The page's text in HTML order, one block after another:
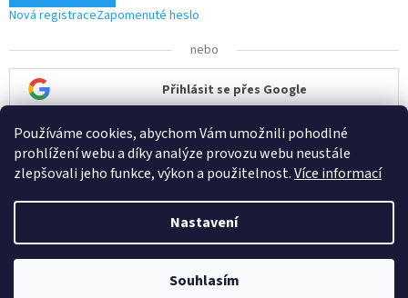
Používáme cookies, abychom Vám umožnili pohodlné
prohlížení webu a díky analýze provozu webu neustále
zlepšovali jeho funkce, výkon a použitelnost.Více informací
Nastavení
Souhlasím
Nová registraceZapomenuté heslo
nebo
Přihlásit se přes Google
Přihlásit se přes Seznam
Vytvořil Shoptet
ČisTech. Všechna práva vyhrazena.